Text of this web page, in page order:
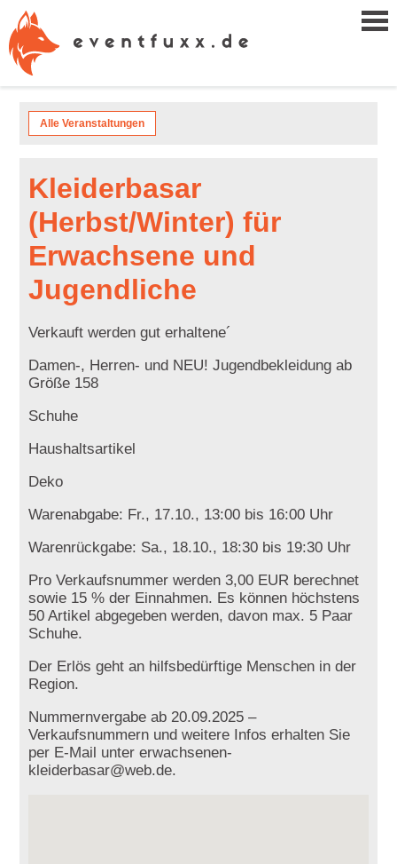
Alle Veranstaltungen
Kleiderbasar
(Herbst/Winter) für
Erwachsene und
Jugendliche
Verkauft werden gut erhaltene´
Damen-, Herren- und NEU! Jugendbekleidung ab
Größe 158
Schuhe
Haushaltsartikel
Deko
Warenabgabe: Fr., 17.10., 13:00 bis 16:00 Uhr
Warenrückgabe: Sa., 18.10., 18:30 bis 19:30 Uhr
Pro Verkaufsnummer werden 3,00 EUR berechnet
sowie 15 % der Einnahmen. Es können höchstens
50 Artikel abgegeben werden, davon max. 5 Paar
Schuhe.
Der Erlös geht an hilfsbedürftige Menschen in der
Region.
Nummernvergabe ab 20.09.2025 –
Verkaufsnummern und weitere Infos erhalten Sie
per E-Mail unter erwachsenen-
kleiderbasar@web.de.